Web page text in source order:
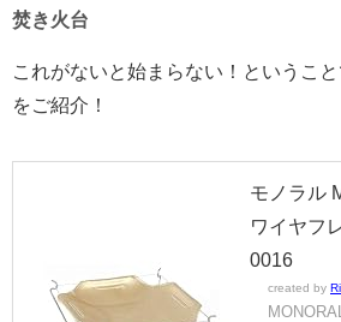
焚き火台
これがないと始まらない！というこ
をご紹介！
モノラル
ワイヤフ
0016
created by